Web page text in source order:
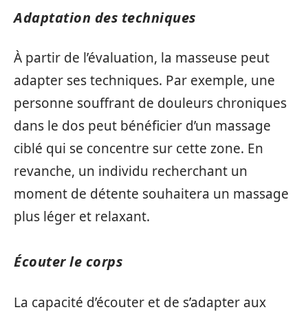
Adaptation des techniques
À partir de l’évaluation, la masseuse peut
adapter ses techniques. Par exemple, une
personne souffrant de douleurs chroniques
dans le dos peut bénéficier d’un massage
ciblé qui se concentre sur cette zone. En
revanche, un individu recherchant un
moment de détente souhaitera un massage
plus léger et relaxant.
Écouter le corps
La capacité d’écouter et de s’adapter aux